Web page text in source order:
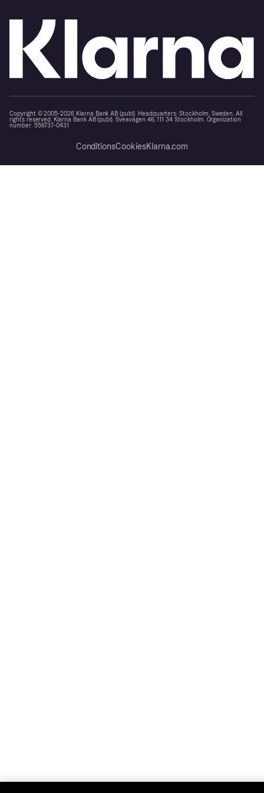
Copyright © 2005-2026 Klarna Bank AB (publ). Headquarters: Stockholm, Sweden. All
rights reserved. Klarna Bank AB (publ). Sveavägen 46, 111 34 Stockholm. Organization
number: 556737-0431
ConditionsCookiesKlarna.com